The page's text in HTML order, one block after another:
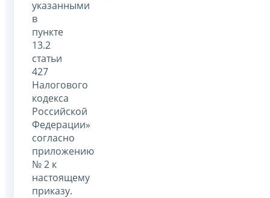
указанными
в
пункте
13.2
статьи
427
Налогового
кодекса
Российской
Федерации»
согласно
приложению
№ 2 к
настоящему
приказу.